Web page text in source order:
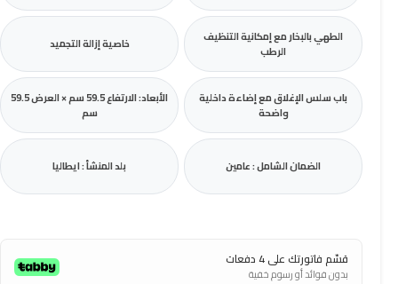
الطهي بالبخار مع إمكانية التنظيف
الرطب
خاصية إزالة التجميد
باب سلس الإغلاق مع إضاءة داخلية
واضحة
الأبعاد: الارتفاع 59.5 سم × العرض 59.5
سم
الضمان الشامل : عامين بلد المنشأ : ايطاليا
قسّم فاتورتك على 4 دفعات
بدون فوائد أو رسوم خفية